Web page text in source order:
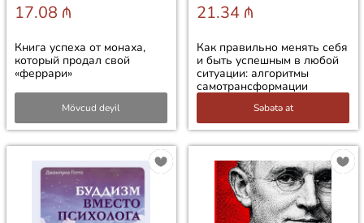
17.08 ₼
Книга успеха от монаха,
который продал свой
«феррари»
Mövcud deyil
21.34 ₼
Как правильно менять себя
и быть успешным в любой
ситуации: алгоритмы
самотрансформации
Səbətə at